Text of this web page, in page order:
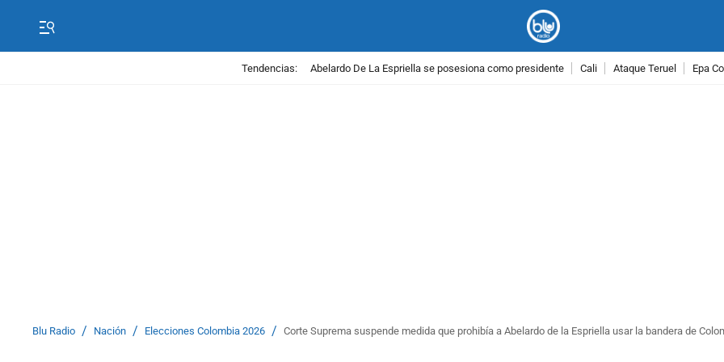
Tendencias: Abelardo De La Espriella se posesiona como presidente Cali Ataque Teruel Epa
Blu Radio / Nación / Elecciones Colombia 2026 / Corte Suprema suspende medida que prohibía a Abelardo de la Espriella usar la bandera de